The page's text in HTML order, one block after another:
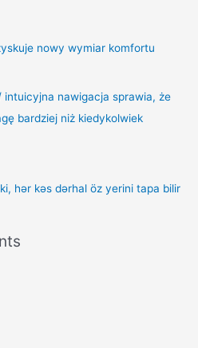
nowy wymiar komfortu
nawigacja sprawia, że
bardziej niż kiedykolwiek
hər kəs dərhal öz yerini tapa bilir